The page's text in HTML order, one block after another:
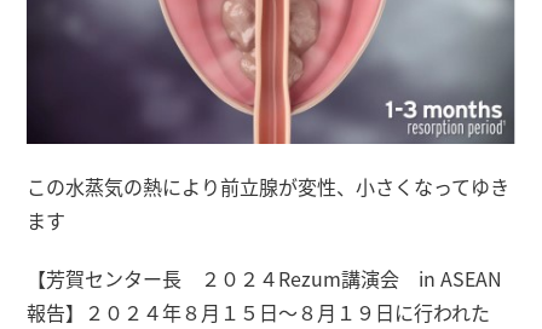
この水蒸気の熱により前立腺が変性、小さくなってゆき
ます
【芳賀センター長 ２０２４Rezum講演会 in ASEAN
報告】２０２４年８月１５日～８月１９日に行われた